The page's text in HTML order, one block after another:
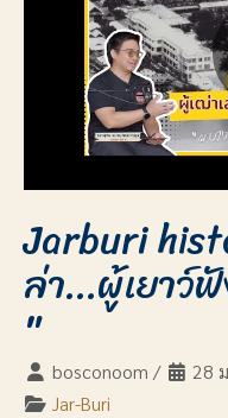
Jarburi
ล่า...ผู้เยาว์
"
bosconoom / 28
Jar-Buri